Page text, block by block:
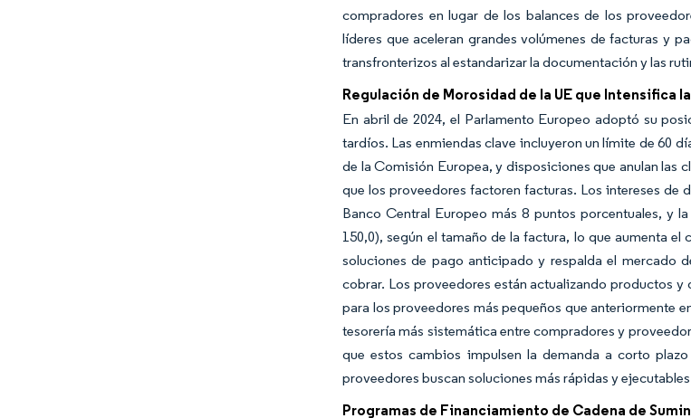
compradores en lugar de los balances de los
líderes que aceleran grandes volúmenes de facturas y
transfronterizos al estandarizar la documentación y las
Regulación de Morosidad de la UE que Intensifica
En abril de 2024, el Parlamento Europeo adoptó su
tardíos. Las enmiendas clave incluyeron un límite de 60
de la Comisión Europea, y disposiciones que anulan las
que los proveedores factoren facturas. Los intereses
Banco Central Europeo más 8 puntos porcentuales, y
150,0), según el tamaño de la factura, lo que aumenta
soluciones de pago anticipado y respalda el mercado
cobrar. Los proveedores están actualizando productos
para los proveedores más pequeños que anteriormente
tesorería más sistemática entre compradores y
que estos cambios impulsen la demanda a corto
proveedores buscan soluciones más rápidas y
Programas de Financiamiento de Cadena de